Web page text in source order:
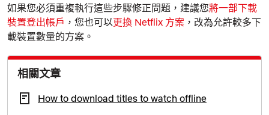
如果您必須重複執行這些步驟修正問題，建議您將一部下載
裝置登出帳戶 ，您也可以更換 Netflix 方案 ，改為允許較多下
載裝置數量的方案。
相關文章
How to download titles to watch offline